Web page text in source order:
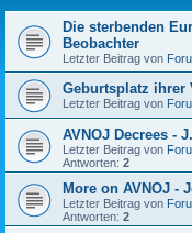
Die sterbenden
Beobachter
Letzter Beitrag von
Geburtsplatz ihrer
Letzter Beitrag von
AVNOJ Decrees -
Letzter Beitrag von
Antworten: 2
More on AVNOJ -
Letzter Beitrag von
Antworten: 2